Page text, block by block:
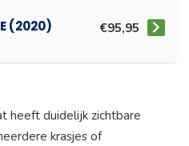
(2020)
€95,95
heeft duidelijk zichtbare
krasjes of